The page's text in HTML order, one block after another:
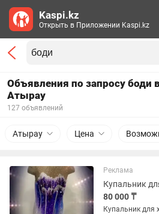
Объявления по запросу боди
Атырау
127 объявлений
Атырау Цена
Реклама
80 000 ₸
Купальник для
Kaspi.kz
Открыть в Приложении Kaspi.kz